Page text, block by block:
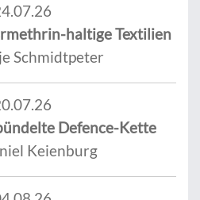
haltige Textilien
Schmidtpeter
Defence-Kette
Keienburg